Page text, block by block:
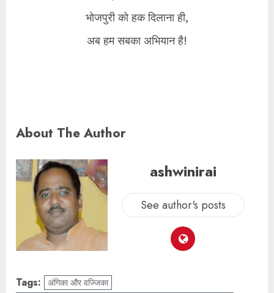
भोजपुरी को हक दिलाना ही,
अब हम सबका अभियान है!
About The Author
ashwinirai
See author's posts
Tags: अंगिका और वज्जिका